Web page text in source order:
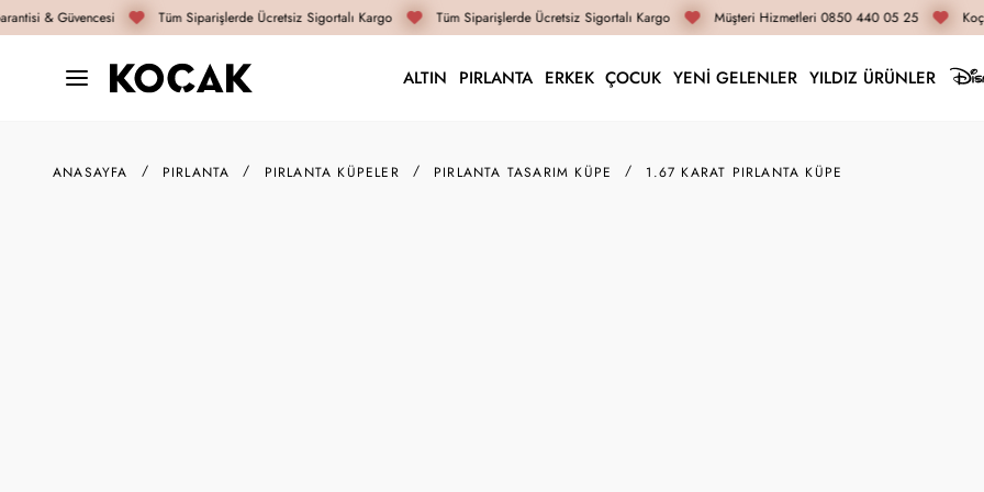
& Güvencesi Tüm Siparişlerde Ücretsiz Sigortalı Kargo Tüm Siparişlerde Ücretsiz Sigortalı Kargo Müşteri Hizmetleri 0850 440 05 25
ALTIN PIRLANTA ERKEK ÇOCUK YENİ GELENLER YILDIZ ÜRÜNLER
ANASAYFA PIRLANTA PIRLANTA KÜPELER PIRLANTA TASARIM KÜPE 1.67 KARAT PIRLANTA KÜPE